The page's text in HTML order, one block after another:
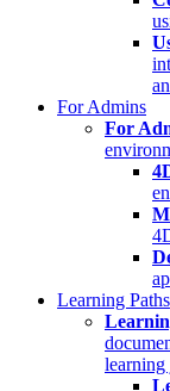
For Admins
For
Learning Paths
learning